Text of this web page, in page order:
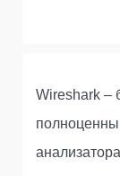
Wireshark –